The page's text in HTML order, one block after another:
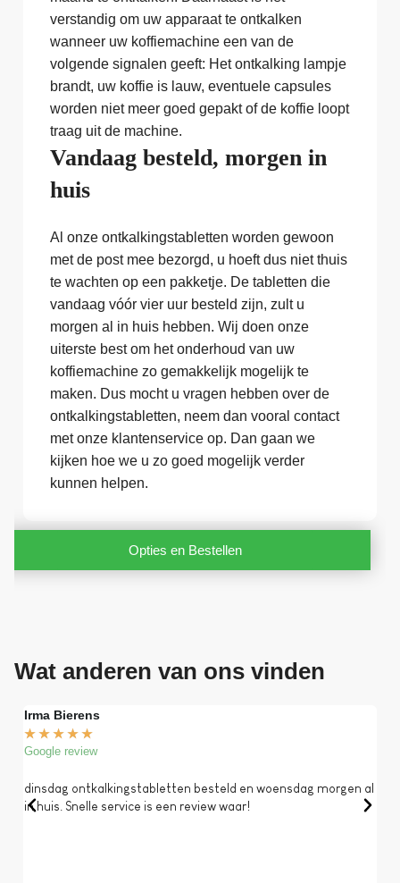
verstandig om uw apparaat te ontkalken
wanneer uw koffiemachine een van de
volgende signalen geeft: Het ontkalking lampje
brandt, uw koffie is lauw, eventuele capsules
worden niet meer goed gepakt of de koffie loopt
traag uit de machine.
Vandaag besteld, morgen in
huis
Al onze ontkalkingstabletten worden gewoon
met de post mee bezorgd, u hoeft dus niet thuis
te wachten op een pakketje. De tabletten die
vandaag vóór vier uur besteld zijn, zult u
morgen al in huis hebben. Wij doen onze
uiterste best om het onderhoud van uw
koffiemachine zo gemakkelijk mogelijk te
maken. Dus mocht u vragen hebben over de
ontkalkingstabletten, neem dan vooral contact
met onze klantenservice op. Dan gaan we
kijken hoe we u zo goed mogelijk verder
kunnen helpen.
Opties en Bestellen
Wat anderen van ons vinden
Irma Bierens
★ ★ ★ ★ ★
Google review
dinsdag ontkalkingstabletten besteld en woensdag morgen al
in huis. Snelle service is een review waar!